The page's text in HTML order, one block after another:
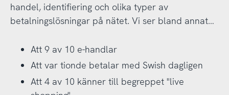
handel, identifiering och olika typer av
betalningslösningar på nätet. Vi ser bland annat…
Att 9 av 10 e-handlar
Att var tionde betalar med Swish dagligen
Att 4 av 10 känner till begreppet "live